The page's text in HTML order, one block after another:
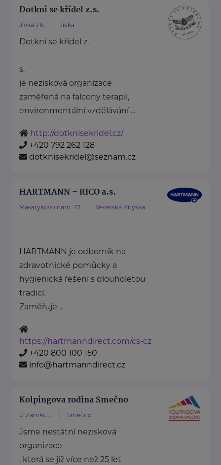
Dotkni se křídel z.s.
Jívka 216 Jívka
Dotkni se křídel z.
s.
je nezisková organizace
zaměřená na falcony terapii,
environmentální vzdělávání ...
http://dotknisekridel.cz/
+420 792 262 128
dotknisekridel@seznam.cz
HARTMANN – RICO a.s.
Masarykovo nám. 77 Veverská Bítýška
HARTMANN je odborník na
zdravotnické pomůcky a
hygienická řešení s dlouholetou
tradicí.
Zaměřuje ...
https://hartmanndirect.com/cs-cz
+420 800 100 150
info@hartmanndirect.cz
Kolpingova rodina Smečno
U Zámku 5 Smečno
Jsme nestátní nezisková
organizace
, která se již více než 25 let